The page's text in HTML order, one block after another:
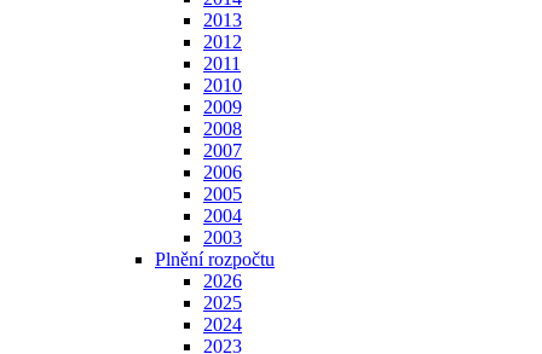
2013
2012
2011
2010
2009
2008
2007
2006
2005
2004
2003
Plnění rozpočtu
2026
2025
2024
2023